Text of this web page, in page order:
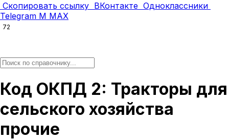
Скопировать ссылку ВКонтакте Одноклассники
Telegram M MAX
72
Код ОКПД 2: Тракторы для
сельского хозяйства
прочие